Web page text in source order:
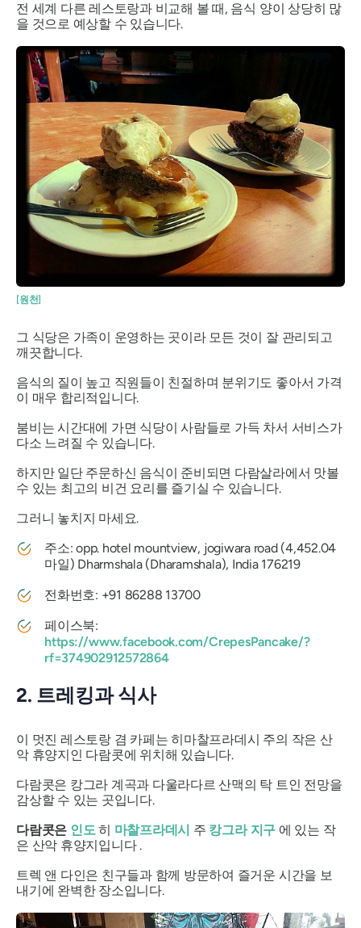
전 세계 다른 레스토랑과 비교해 볼 때, 음식 양이 상당히 많
을 것으로 예상할 수 있습니다.
[원천]
그 식당은 가족이 운영하는 곳이라 모든 것이 잘 관리되고
깨끗합니다.
음식의 질이 높고 직원들이 친절하며 분위기도 좋아서 가격
이 매우 합리적입니다.
붐비는 시간대에 가면 식당이 사람들로 가득 차서 서비스가
다소 느려질 수 있습니다.
하지만 일단 주문하신 음식이 준비되면 다람살라에서 맛볼
수 있는 최고의 비건 요리를 즐기실 수 있습니다.
그러니 놓치지 마세요.
주소: opp. hotel mountview, jogiwara road (4,452.04
마일) Dharmshala (Dharamshala), India 176219
전화번호: +91 86288 13700
페이스북:
https://www.facebook.com/CrepesPancake/?
rf=374902912572864
2. 트레킹과 식사
이 멋진 레스토랑 겸 카페는 히마찰프라데시 주의 작은 산
악 휴양지인 다람콧에 위치해 있습니다.
다람콧은 캉그라 계곡과 다울라다르 산맥의 탁 트인 전망을
감상할 수 있는 곳입니다.
다람콧은 인도히 마찰프라데시 주 캉그라 지구 에 있는 작
은 산악 휴양지입니다 .
트렉 앤 다인은 친구들과 함께 방문하여 즐거운 시간을 보
내기에 완벽한 장소입니다.